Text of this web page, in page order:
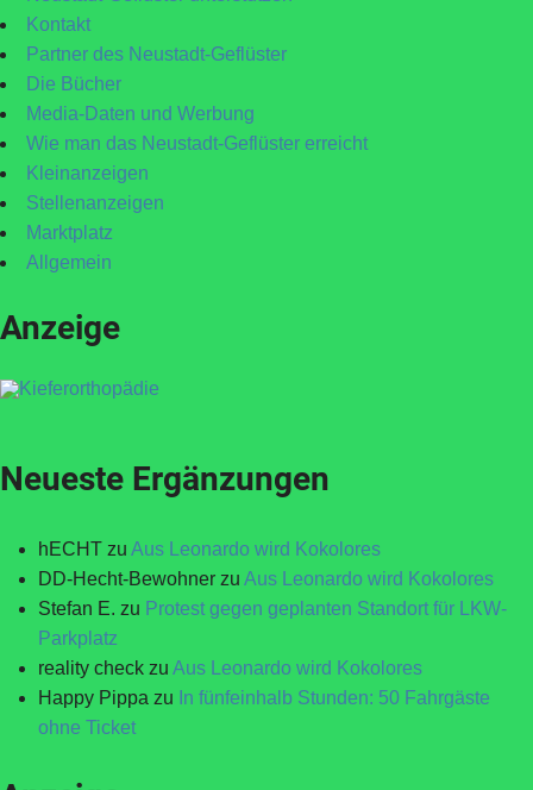
Kontakt
Partner des Neustadt-Geflüster
Die Bücher
Media-Daten und Werbung
Wie man das Neustadt-Geflüster erreicht
Kleinanzeigen
Stellenanzeigen
Marktplatz
Allgemein
Anzeige
Neueste Ergänzungen
hECHT zu Aus Leonardo wird Kokolores
DD-Hecht-Bewohner zu Aus Leonardo wird Kokolores
Stefan E. zu Protest gegen geplanten Standort für LKW-
Parkplatz
reality check zu Aus Leonardo wird Kokolores
Happy Pippa zu In fünfeinhalb Stunden: 50 Fahrgäste
ohne Ticket